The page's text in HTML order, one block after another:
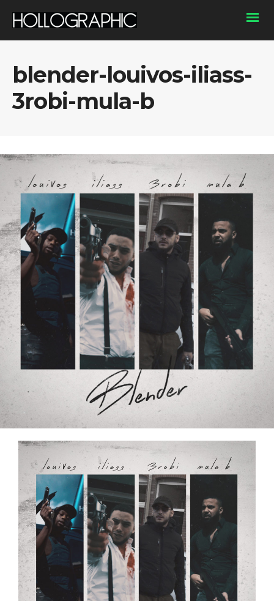
blender-louivos-iliass-
3robi-mula-b